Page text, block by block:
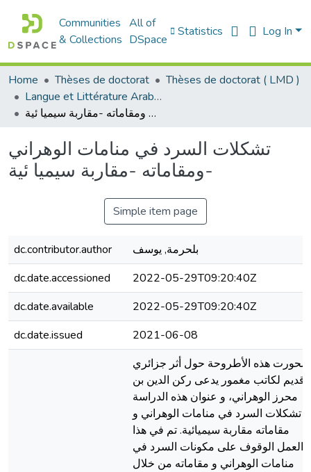
Communities
& Collections
All of
DSpace
Statistics Log In
Home Thèses de doctorat
Thèses de doctorat ( LMD )
Langue et Littérature Arabes - الأدب العربي
تشكلات السرد في منامات الوهراني ومقاماته -مقاربة سيميا ئية-
تشكلات السرد في منامات الوهراني
ومقاماته -مقاربة سيميا ئية-
Simple item page
dc.contributor.author
بلحرمة, يوسف
dc.date.accessioned
2022-05-29T09:20:40Z
dc.date.available
2022-05-29T09:20:40Z
dc.date.issued
2021-06-08
تمحورت هذه الأطروحة حول أثر جزائري
قديم لكاتب مغمور يدعى ركن الدين بن
محرز الوهراني، و عنوان هذه الدراسة
تشكلات السرد في منامات الوهراني و
مقاماته مقاربة سيميائية. تم في هذا
العمل الوقوف على مكونات السرد في
منامات الوهراني و مقاماته من خلال